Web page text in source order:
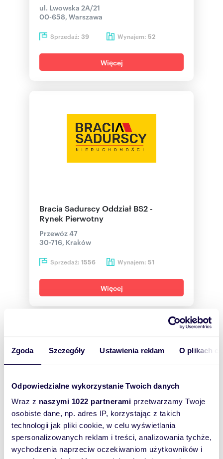
Zgoda Szczegóły Ustawienia reklam O plikach
Odpowiedzialne wykorzystanie Twoich danych
Wraz z naszymi 1022 partnerami przetwarzamy Twoje
osobiste dane, np. adres IP, korzystając z takich
technologii jak pliki cookie, w celu wyświetlania
spersonalizowanych reklam i treści, analizowania tychże,
wychodzenia naprzeciw oczekiwaniom użytkowników i
ul. Lwowska 2A/21
00-658, Warszawa
Sprzedaż: 39 Wynajem: 52
Więcej
Bracia Sadurscy Oddział BS2 -
Rynek Pierwotny
Przewóz 47
30-716, Kraków
Sprzedaż: 1556 Wynajem: 51
Więcej
AKCES NIERUCHOMOŚCI
Aleja Komisji Edukacji Narodowej 96